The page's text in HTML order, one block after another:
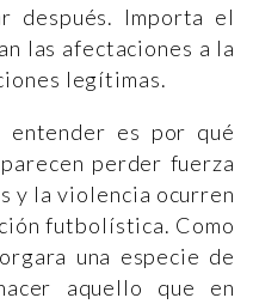
después. Importa el
las afectaciones a la
legítimas.
es por qué
perder fuerza
y la violencia ocurren
futbolística. Como
una especie de
aquello que en